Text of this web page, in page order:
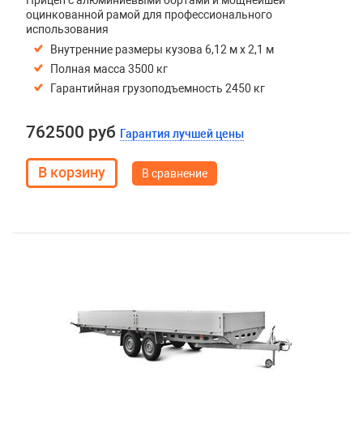
оцинкованной рамой для профессионального
использования
Внутренние размеры кузова 6,12 м х 2,1 м
Полная масса 3500 кг
Гарантийная грузоподъемность 2450 кг
762500 руб Гарантия лучшей цены
В сравнение